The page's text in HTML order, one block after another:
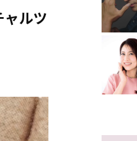
ルツ